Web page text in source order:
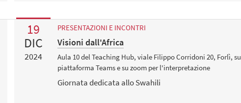
19
DIC
2024
PRESENTAZIONI E INCONTRI
Visioni dall'Africa
Aula 10 del Teaching Hub, viale Filippo Corridoni 20, Forlì, su
piattaforma Teams e su zoom per l'interpretazione
Giornata dedicata allo Swahili